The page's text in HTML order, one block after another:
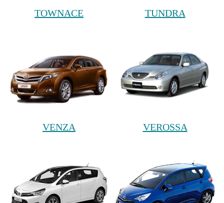
TOWNACE TUNDRA
VENZA VEROSSA